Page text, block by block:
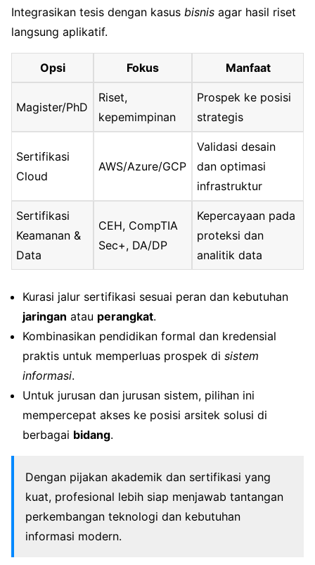
Integrasikan tesis dengan kasus bisnis agar hasil riset
langsung aplikatif.
Opsi Fokus Manfaat
Magister/PhD
Riset,
kepemimpinan
Prospek ke posisi
strategis
Sertifikasi
Cloud
AWS/Azure/GCP
Validasi desain
dan optimasi
infrastruktur
Sertifikasi
Keamanan &
Data
CEH, CompTIA
Sec+, DA/DP
Kepercayaan pada
proteksi dan
analitik data
Kurasi jalur sertifikasi sesuai peran dan kebutuhan
jaringan atau perangkat.
Kombinasikan pendidikan formal dan kredensial
praktis untuk memperluas prospek di sistem
informasi.
Untuk jurusan dan jurusan sistem, pilihan ini
mempercepat akses ke posisi arsitek solusi di
berbagai bidang.
Dengan pijakan akademik dan sertifikasi yang
kuat, profesional lebih siap menjawab tantangan
perkembangan teknologi dan kebutuhan
informasi modern.